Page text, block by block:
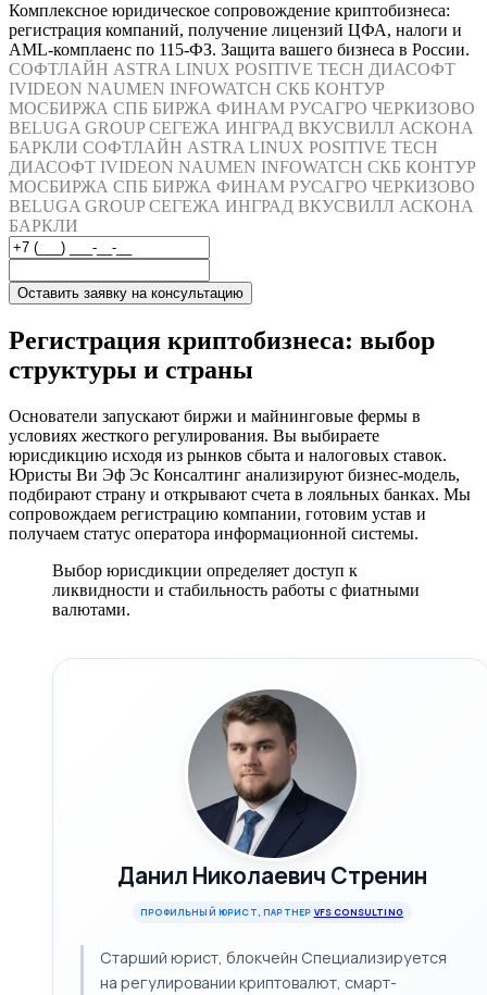
Комплексное юридическое сопровождение криптобизнеса:
регистрация компаний, получение лицензий ЦФА, налоги и
AML-комплаенс по 115-ФЗ. Защита вашего бизнеса в России.
СОФТЛАЙН ASTRA LINUX POSITIVE TECH ДИАСОФТ
IVIDEON NAUMEN INFOWATCH СКБ КОНТУР
МОСБИРЖА СПБ БИРЖА ФИНАМ РУСАГРО ЧЕРКИЗОВО
BELUGA GROUP СЕГЕЖА ИНГРАД ВКУСВИЛЛ АСКОНА
БАРКЛИ СОФТЛАЙН ASTRA LINUX POSITIVE TECH
ДИАСОФТ IVIDEON NAUMEN INFOWATCH СКБ КОНТУР
МОСБИРЖА СПБ БИРЖА ФИНАМ РУСАГРО ЧЕРКИЗОВО
BELUGA GROUP СЕГЕЖА ИНГРАД ВКУСВИЛЛ АСКОНА
БАРКЛИ
Оставить заявку на консультацию
Регистрация криптобизнеса: выбор
структуры и страны
Основатели запускают биржи и майнинговые фермы в
условиях жесткого регулирования. Вы выбираете
юрисдикцию исходя из рынков сбыта и налоговых ставок.
Юристы Ви Эф Эс Консалтинг анализируют бизнес-модель,
подбирают страну и открывают счета в лояльных банках. Мы
сопровождаем регистрацию компании, готовим устав и
получаем статус оператора информационной системы.
Выбор юрисдикции определяет доступ к
ликвидности и стабильность работы с фиатными
валютами.
Данил Николаевич Стренин
ПРОФИЛЬНЫЙ ЮРИСТ, ПАРТНЕР VFS CONSULTING
Старший юрист, блокчейн Специализируется
на регулировании криптовалют, смарт-